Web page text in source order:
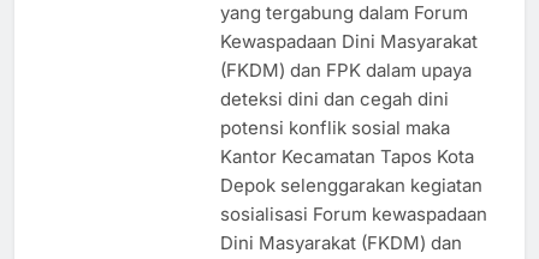
yang tergabung dalam Forum
Kewaspadaan Dini Masyarakat
(FKDM) dan FPK dalam upaya
deteksi dini dan cegah dini
potensi konflik sosial maka
Kantor Kecamatan Tapos Kota
Depok selenggarakan kegiatan
sosialisasi Forum kewaspadaan
Dini Masyarakat (FKDM) dan